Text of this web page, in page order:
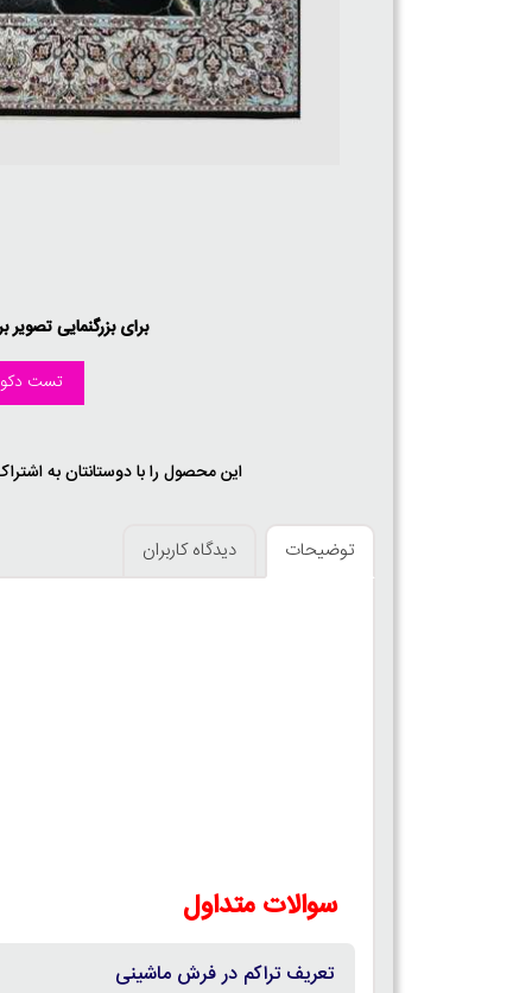
برای بزرگنمایی
تست
این محصول را با دوستانتان به
توضیحات دیدگاه کاربران
سوالات متداول
تعریف تراکم در فرش ماشینی